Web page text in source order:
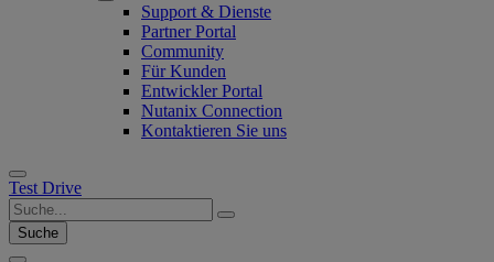
Support & Dienste
Partner Portal
Community
Für Kunden
Entwickler Portal
Nutanix Connection
Kontaktieren Sie uns
Test Drive
Suche